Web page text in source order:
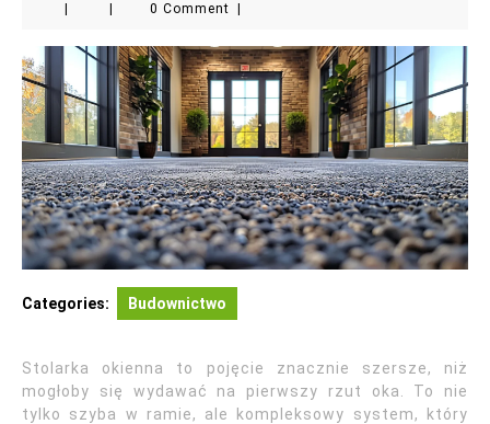
0 Comment
Categories: Budownictwo
Stolarka okienna to pojęcie znacznie szersze, niż
mogłoby się wydawać na pierwszy rzut oka. To nie
tylko szyba w ramie, ale kompleksowy system, który